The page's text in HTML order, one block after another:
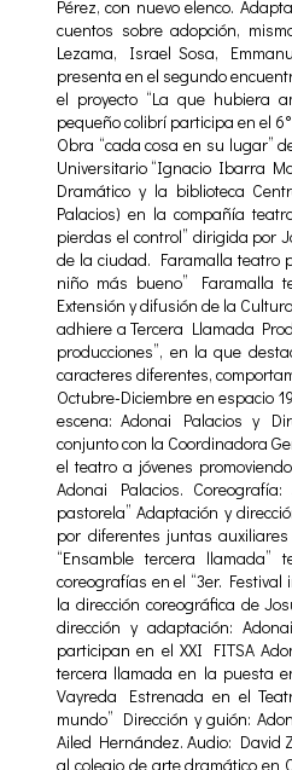
Pérez, con nuevo elenco.
cuentos sobre adopción,
Lezama, Israel Sosa,
presenta en el segundo
el proyecto “La que hubiera
pequeño colibrí participa en el
Obra “cada cosa en su lugar”
Universitario “Ignacio Ibarra
Dramático y la biblioteca
Palacios) en la compañía
pierdas el control” dirigida por
de la ciudad. Faramalla teatro
niño más bueno” Faramalla
Extensión y difusión de la
adhiere a Tercera Llamada
producciones”, en la que
caracteres diferentes,
Octubre-Diciembre en espacio
escena: Adonai Palacios y
conjunto con la Coordinadora
el teatro a jóvenes
Adonai Palacios.
pastorela” Adaptación y
por diferentes juntas
“Ensamble tercera llamada”
coreografías en el “3er.
la dirección coreográfica de
dirección y adaptación:
participan en el XXI FITSA
tercera llamada en la puesta
Vayreda Estrenada en el
mundo” Dirección y guión:
Ailed Hernández. Audio: David
al colegio de arte dramático en